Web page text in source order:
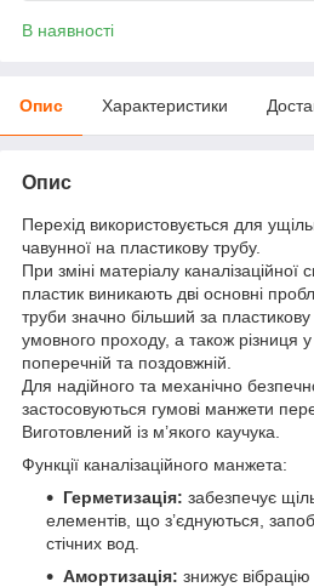
В наявності
Опис Характеристики
Опис
Перехід використовується для
чавунної на пластикову трубу.
При зміні матеріалу каналізаційної
пластик виникають дві основні
труби значно більший за
умовного проходу, а також різниця
поперечній та поздовжній.
Для надійного та механічно
застосовуються гумові манжети
Виготовлений із м’якого каучука.
Функції каналізаційного манжета:
Герметизація: забезпечує
елементів, що з’єднуються,
стічних вод.
Амортизація: знижує